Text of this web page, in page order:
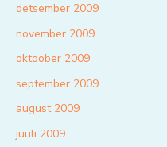
detsember 2009
november 2009
oktoober 2009
september 2009
august 2009
juuli 2009